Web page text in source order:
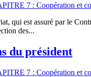
7 : Coopération et
qui est assuré par le
des...
du président
7 : Coopération et